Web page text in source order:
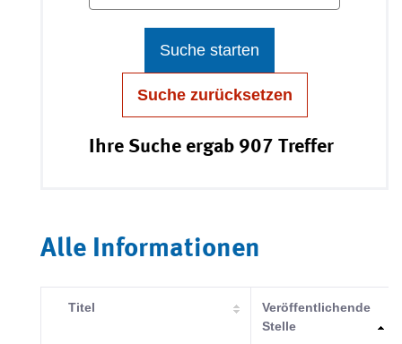
Suche starten
Suche zurücksetzen
Ihre Suche ergab 907 Treffer
Alle Informationen
Titel
Veröffentlichende
Stelle